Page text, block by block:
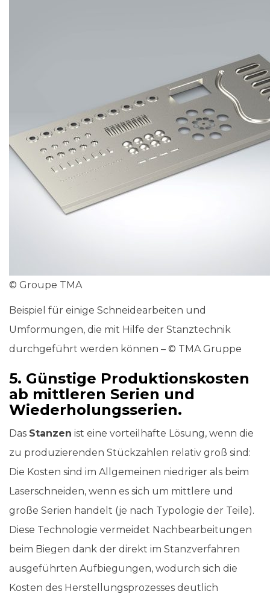
© Groupe TMA
Beispiel für einige Schneidearbeiten und
Umformungen, die mit Hilfe der Stanztechnik
durchgeführt werden können – © TMA Gruppe
5. Günstige Produktionskosten
ab mittleren Serien und
Wiederholungsserien.
Das Stanzen ist eine vorteilhafte Lösung, wenn die
zu produzierenden Stückzahlen relativ groß sind:
Die Kosten sind im Allgemeinen niedriger als beim
Laserschneiden, wenn es sich um mittlere und
große Serien handelt (je nach Typologie der Teile).
Diese Technologie vermeidet Nachbearbeitungen
beim Biegen dank der direkt im Stanzverfahren
ausgeführten Aufbiegungen, wodurch sich die
Kosten des Herstellungsprozesses deutlich